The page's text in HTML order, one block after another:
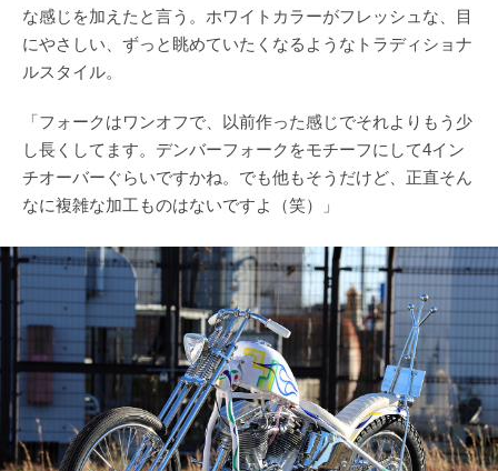
な感じを加えたと言う。ホワイトカラーがフレッシュな、目
にやさしい、ずっと眺めていたくなるようなトラディショナ
ルスタイル。
「フォークはワンオフで、以前作った感じでそれよりもう少
し長くしてます。デンバーフォークをモチーフにして4イン
チオーバーぐらいですかね。でも他もそうだけど、正直そん
なに複雑な加工ものはないですよ（笑）」